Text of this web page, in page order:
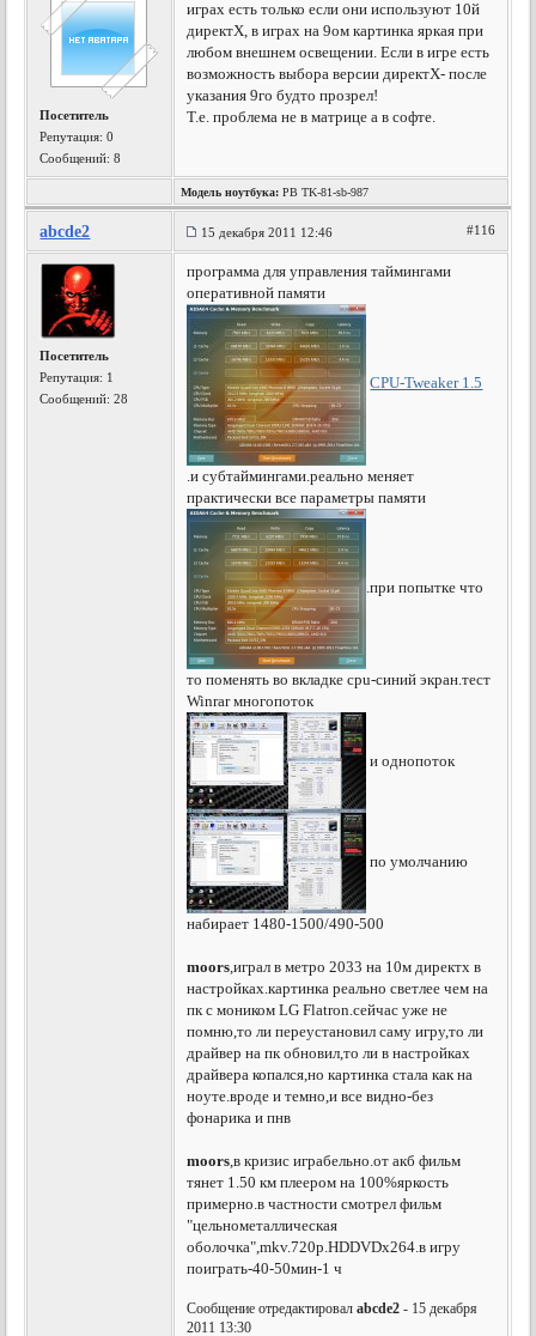
Посетитель
Репутация:0
Сообщений: 8
играх есть только если они используют 10й
директХ, в играх на 9ом картинка яркая при
любом внешнем освещении. Если в игре есть
возможность выбора версии директХ- после
указания 9го будто прозрел!
Т.е. проблема не в матрице а в софте.
Модель ноутбука: PB TK-81-sb-987
abcde2 15 декабря 2011 12:46 #116
Посетитель
Репутация: 1
Сообщений: 28
программа для управления таймингами
оперативной памяти
CPU-Tweaker 1.5
.и субтаймингами.реально меняет
практически все параметры памяти
.при попытке что
то поменять во вкладке cpu-синий экран.тест
Winrar многопоток
и однопоток
по умолчанию
набирает 1480-1500/490-500
moors,играл в метро 2033 на 10м директх в
настройках.картинка реально светлее чем на
пк с моником LG Flatron.сейчас уже не
помню,то ли переустановил саму игру,то ли
драйвер на пк обновил,то ли в настройках
драйвера копался,но картинка стала как на
ноуте.вроде и темно,и все видно-без
фонарика и пнв
moors,в кризис играбельно.от акб фильм
тянет 1.50 км плеером на 100%яркость
примерно.в частности смотрел фильм
"цельнометаллическая
оболочка",mkv.720p.HDDVDx264.в игру
поиграть-40-50мин-1 ч
Сообщение отредактировалabcde2 - 15 декабря
2011 13:30